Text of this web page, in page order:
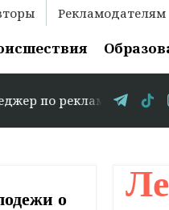
Рекламодателям
+375 29 583-35-
о